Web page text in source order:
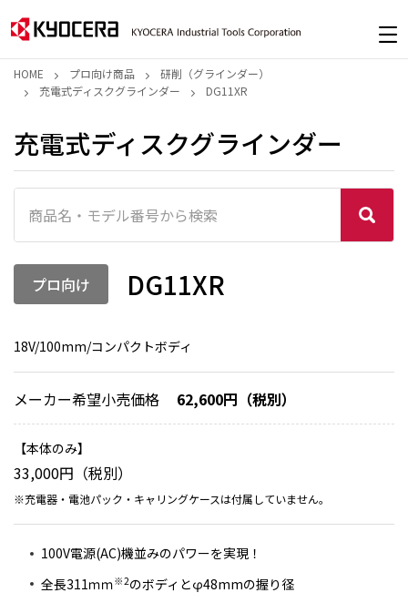
HOME プロ向け商品
研削（グラインダー）
充電式ディスクグラインダー
DG11XR
充電式ディスクグラインダー
プロ向け DG11XR
18V/100mm/コンパクトボディ
メーカー希望小売価格 62,600円（税別）
本体のみ
33,000円（税別）
※充電器・電池パック・キャリングケースは付属していません。
100V電源(AC)機並みのパワーを実現！
全長311ｍｍ※2のボディとφ48mmの握り径